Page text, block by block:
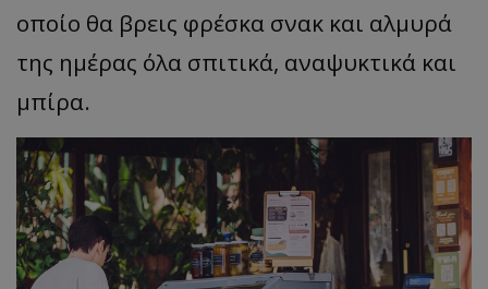
οποίο θα βρεις φρέσκα σνακ και αλμυρά
της ημέρας όλα σπιτικά, αναψυκτικά και
μπίρα.